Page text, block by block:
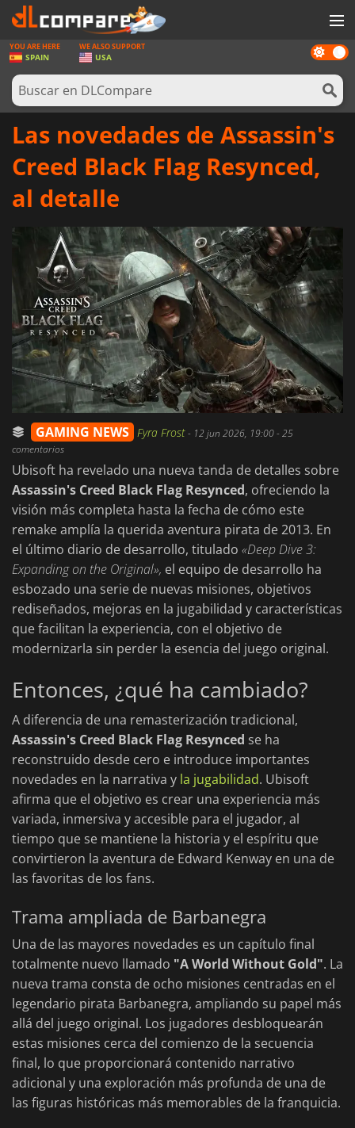
JUEGOS
TARJETAS PREPAGO
SOFTWARE
INICIAR SESIÓN O REGISTRARSE
Dark
mode
YOU ARE HERE
SPAIN
WE ALSO SUPPORT
USA
Las novedades de Assassin's
Creed Black Flag Resynced,
al detalle
GAMING NEWS Fyra Frost- 12 jun 2026, 19:00- 25
comentarios
Ubisoft ha revelado una nueva tanda de detalles sobre
Assassin's Creed Black Flag Resynced, ofreciendo la
visión más completa hasta la fecha de cómo este
remake amplía la querida aventura pirata de 2013. En
el último diario de desarrollo, titulado «Deep Dive 3:
Expanding on the Original», el equipo de desarrollo ha
esbozado una serie de nuevas misiones, objetivos
rediseñados, mejoras en la jugabilidad y características
que facilitan la experiencia, con el objetivo de
modernizarla sin perder la esencia del juego original.
Entonces, ¿qué ha cambiado?
A diferencia de una remasterización tradicional,
Assassin's Creed Black Flag Resynced se ha
reconstruido desde cero e introduce importantes
novedades en la narrativa y la jugabilidad. Ubisoft
afirma que el objetivo es crear una experiencia más
variada, inmersiva y accesible para el jugador, al
tiempo que se mantiene la historia y el espíritu que
convirtieron la aventura de Edward Kenway en una de
las favoritas de los fans.
Trama ampliada de Barbanegra
Una de las mayores novedades es un capítulo final
totalmente nuevo llamado "A World Without Gold". La
nueva trama consta de ocho misiones centradas en el
legendario pirata Barbanegra, ampliando su papel más
allá del juego original. Los jugadores desbloquearán
estas misiones cerca del comienzo de la secuencia
final, lo que proporcionará contenido narrativo
adicional y una exploración más profunda de una de
las figuras históricas más memorables de la franquicia.